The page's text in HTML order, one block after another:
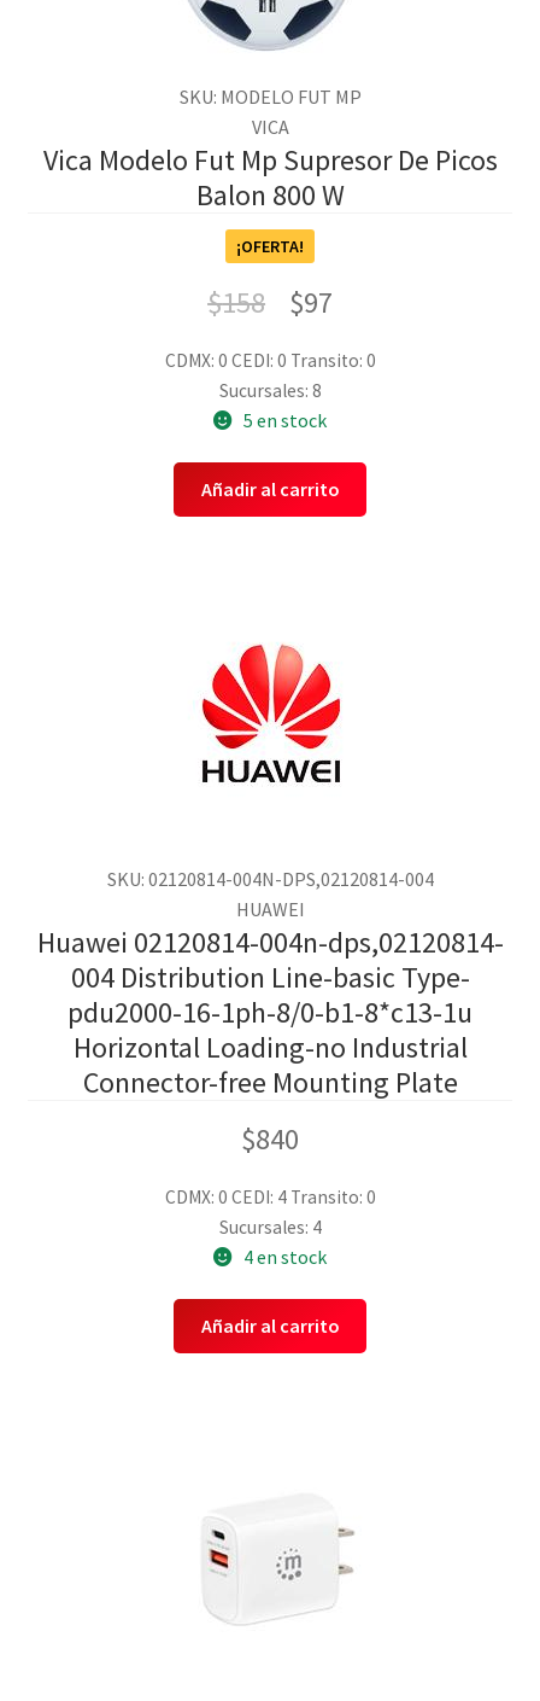
SKU: MODELO FUT MP
VICA
Vica Modelo Fut Mp Supresor De Picos
Balon 800 W
¡OFERTA!
$158 $97
CDMX: 0 CEDI: 0 Transito: 0
Sucursales: 8
5 en stock
Añadir al carrito
SKU: 02120814-004N-DPS,02120814-004
HUAWEI
Huawei 02120814-004n-dps,02120814-
004 Distribution Line-basic Type-
pdu2000-16-1ph-8/0-b1-8*c13-1u
Horizontal Loading-no Industrial
Connector-free Mounting Plate
$840
CDMX: 0 CEDI: 4 Transito: 0
Sucursales: 4
4 en stock
Añadir al carrito